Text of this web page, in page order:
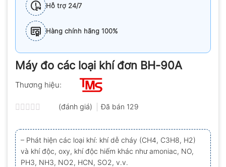
Hỗ trợ 24/7
Hàng chính hãng 100%
Máy đo các loại khí đơn BH-90A
Thương hiệu:
xếp
hạng
0.0
5
sao
(đánh giá) Đã bán 129
– Phát hiện các loại khí: khí dễ cháy (CH4, C3H8, H2)
và khí độc, oxy, khí độc hiếm khác như amoniac, NO,
PH3, NH3, NO2, HCN, SO2, v.v.